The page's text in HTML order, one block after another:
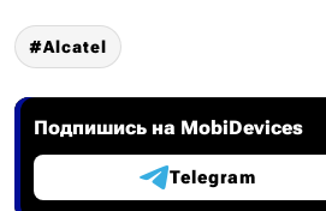
Alcatel
Подпишись на MobiDevices
Telegram